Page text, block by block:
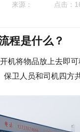
来源： 点击：
程是什么？
机将物品放上去即
卫人员和司机四方